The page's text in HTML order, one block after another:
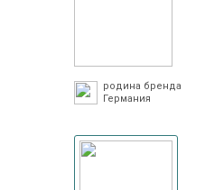
родина бренда
Германия